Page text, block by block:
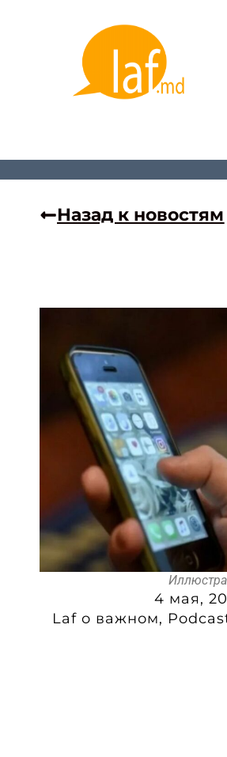
Назад к новостям
4 мая,
Laf o важном,